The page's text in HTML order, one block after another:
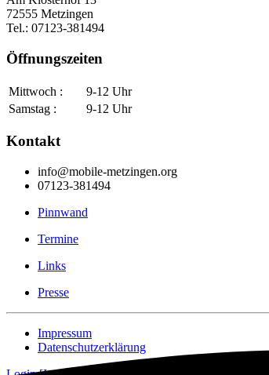
72555 Metzingen
Tel.: 07123-381494
Öffnungszeiten
Mittwoch :
9-12 Uhr
Samstag :
9-12 Uhr
Kontakt
info@mobile-metzingen.org
07123-381494
Pinnwand
Termine
Links
Presse
Impressum
Datenschutzerklärung